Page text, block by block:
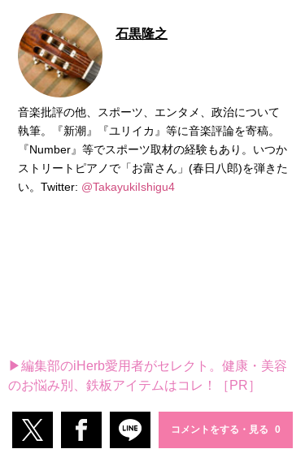
石黒隆之
音楽批評の他、スポーツ、エンタメ、政治について
執筆。『新潮』『ユリイカ』等に音楽評論を寄稿。
『Number』等でスポーツ取材の経験もあり。いつか
ストリートピアノで「お富さん」(春日八郎)を弾きた
い。Twitter: @TakayukiIshigu4
▶編集部のiHerb愛用者がセレクト。健康・美容
のお悩み別、鉄板アイテムはコレ！［PR］
コメントをする・見る